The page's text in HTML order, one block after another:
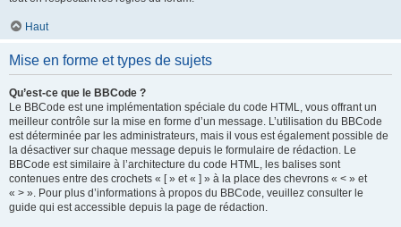
Haut
Mise en forme et types de sujets
Qu’est-ce que le BBCode ?
Le BBCode est une implémentation spéciale du code HTML, vous offrant un
meilleur contrôle sur la mise en forme d’un message. L’utilisation du BBCode
est déterminée par les administrateurs, mais il vous est également possible de
la désactiver sur chaque message depuis le formulaire de rédaction. Le
BBCode est similaire à l’architecture du code HTML, les balises sont
contenues entre des crochets « [ » et « ] » à la place des chevrons « < » et
« > ». Pour plus d’informations à propos du BBCode, veuillez consulter le
guide qui est accessible depuis la page de rédaction.